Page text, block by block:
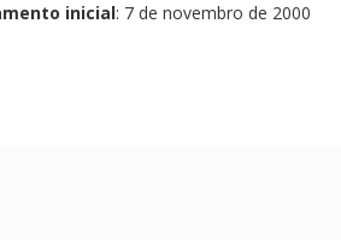
inicial: 7 de novembro de 2000